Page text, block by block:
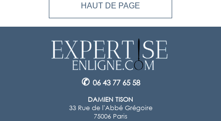
HAUT DE PAGE
✆ 06 43 77 65 58
DAMIEN TISON
33 Rue de l'Abbé Grégoire
75006 Paris